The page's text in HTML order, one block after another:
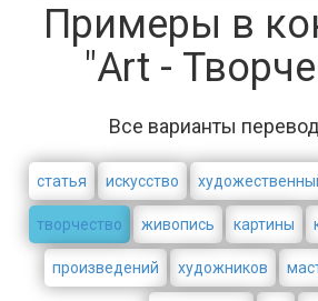
Примеры в
"Art -
Все варианты
статья искусство
творчество живопись картины
произведений художников